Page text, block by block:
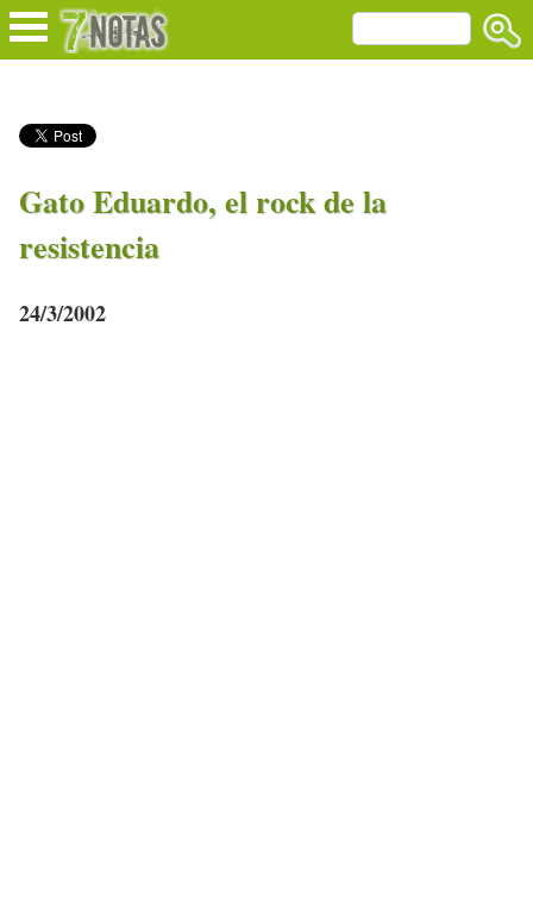
Gato Eduardo, el rock de la
resistencia
24/3/2002